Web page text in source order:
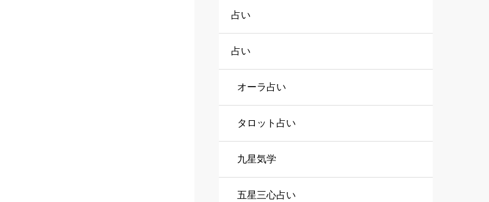
占い
占い
オーラ占い
タロット占い
九星気学
五星三心占い